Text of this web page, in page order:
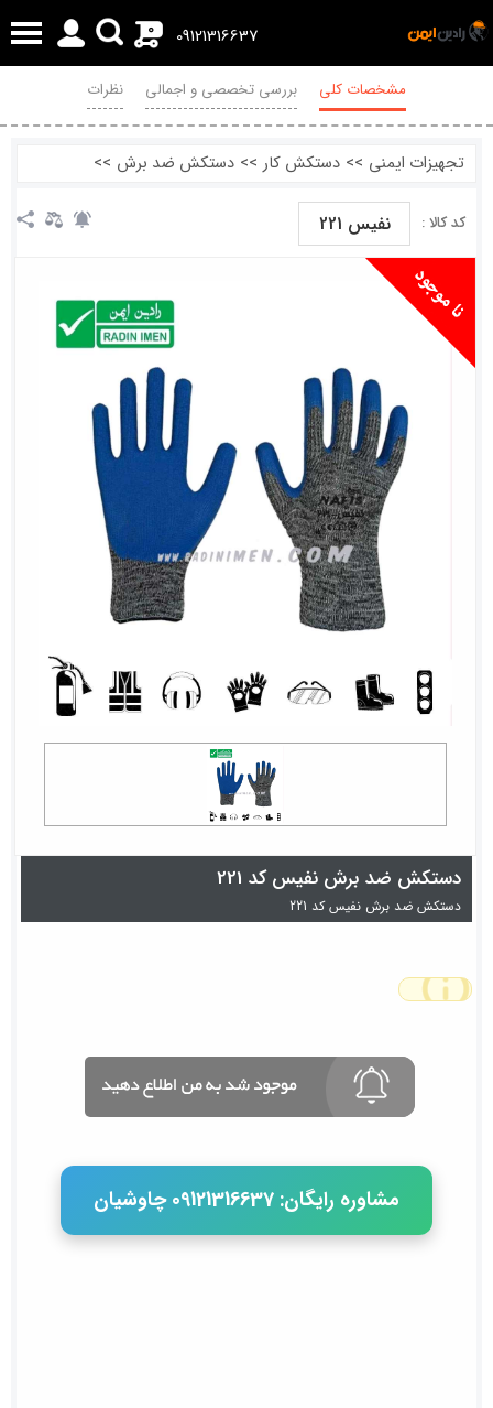
09121316637
0
مشخصات کلی بررسی تخصصی و اجمالی نظرات
تجهیزات ایمنی >> دستکش کار >> دستکش ضد برش >>
کد کالا : نفیس 221
دستکش ضد برش نفیس کد 221
دستکش ضد برش نفیس کد 221
مشاوره رایگان: 09121316637 چاوشیان